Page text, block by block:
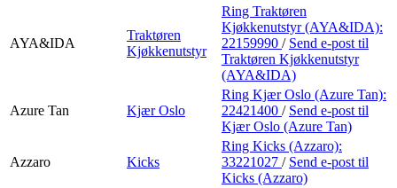
AYA&IDA
Traktøren
Kjøkkenutstyr
Ring Traktøren
Kjøkkenutstyr (AYA&IDA):
22159990 / Send e-post til
Traktøren Kjøkkenutstyr
(AYA&IDA)
Azure Tan Kjær Oslo
Ring Kjær Oslo (Azure Tan):
22421400 / Send e-post til
Kjær Oslo (Azure Tan)
Azzaro Kicks
Ring Kicks (Azzaro):
33221027 / Send e-post til
Kicks (Azzaro)